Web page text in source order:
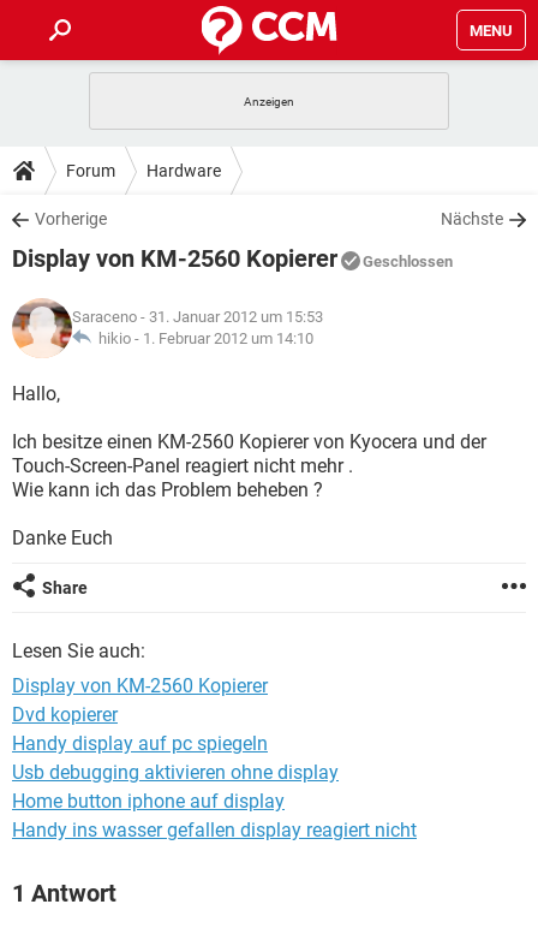
MENU
ANDROID
WINDOWS 10
WHATSAPP TIKTOK
FACEBOOK
TIPPS & TRICKS
SPIELE
WHATSAPP TIKTOK
FACEBOOK
DOWNLOADS
SPIELE STREAMING
ANDROID
WINDOWS 10 INSTAGRAM
WHATSAPP
FORUM
SPIELE STREAMING
ANDROID
WINDOWS 10
WHATSAPP TIKTOK
FACEBOOK HARDWARE
LEXIKON
SPIELE
WINDOWS 10 INSTAGRAM
FACEBOOK
Forum Hardware
Vorherige Nächste
Display von KM-2560 Kopierer Geschlossen
Saraceno - 31. Januar 2012 um 15:53
hikio - 1. Februar 2012 um 14:10
Hallo,
Ich besitze einen KM-2560 Kopierer von Kyocera und der
Touch-Screen-Panel reagiert nicht mehr .
Wie kann ich das Problem beheben ?
Danke Euch
Share
Lesen Sie auch:
Display von KM-2560 Kopierer
Dvd kopierer
Handy display auf pc spiegeln
Usb debugging aktivieren ohne display
Home button iphone auf display
Handy ins wasser gefallen display reagiert nicht
1 Antwort